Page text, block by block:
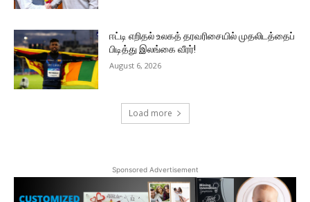
ஈட்டி எறிதல் உலகத் தரவரிசையில் முதலிடத்தைப்
பிடித்து இலங்கை வீரர்!
August 6, 2026
Load more